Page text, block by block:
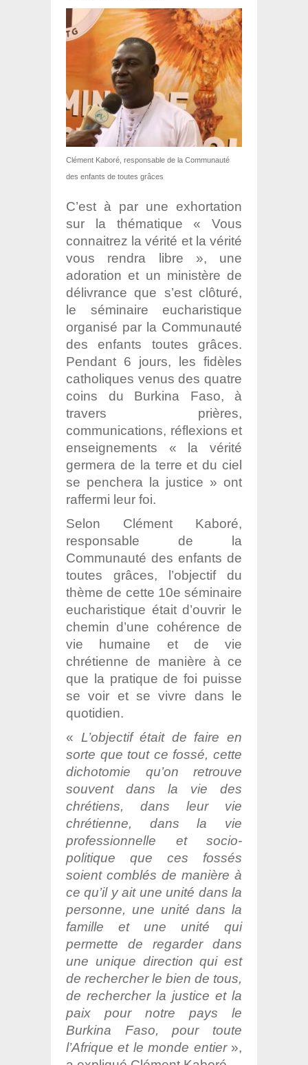
Clément Kaboré, responsable de la Communauté
des enfants de toutes grâces
C’est à par une exhortation
sur la thématique « Vous
connaitrez la vérité et la vérité
vous rendra libre », une
adoration et un ministère de
délivrance que s’est clôturé,
le séminaire eucharistique
organisé par la Communauté
des enfants toutes grâces.
Pendant 6 jours, les fidèles
catholiques venus des quatre
coins du Burkina Faso, à
travers prières,
communications, réflexions et
enseignements « la vérité
germera de la terre et du ciel
se penchera la justice » ont
raffermi leur foi.
Selon Clément Kaboré,
responsable de la
Communauté des enfants de
toutes grâces, l’objectif du
thème de cette 10e séminaire
eucharistique était d’ouvrir le
chemin d’une cohérence de
vie humaine et de vie
chrétienne de manière à ce
que la pratique de foi puisse
se voir et se vivre dans le
quotidien.
« L’objectif était de faire en
sorte que tout ce fossé, cette
dichotomie qu’on retrouve
souvent dans la vie des
chrétiens, dans leur vie
chrétienne, dans la vie
professionnelle et socio-
politique que ces fossés
soient comblés de manière à
ce qu’il y ait une unité dans la
personne, une unité dans la
famille et une unité qui
permette de regarder dans
une unique direction qui est
de rechercher le bien de tous,
de rechercher la justice et la
paix pour notre pays le
Burkina Faso, pour toute
l’Afrique et le monde entier»,